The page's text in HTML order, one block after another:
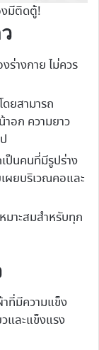
งมีติดตู้!
ร่างกาย ไม่ควร
ดยสามารถ
อก ความยาว
ป็นคนที่มีรูปร่าง
ผยบริเวณคอและ
มาะสมสำหรับทุก
ที่มีความแข็ง
และแข็งแรง